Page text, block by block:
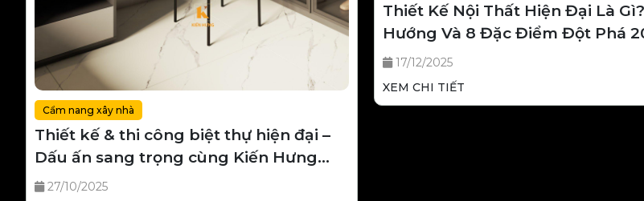
Cẩm nang xây nhà
Thiết kế & thi công biệt thự hiện đại –
Dấu ấn sang trọng cùng Kiến Hưng
Group
27/10/2025
Thiết Kế Nội Thất Hiện Đại Là
Hướng Và 8 Đặc Điểm Đột Phá
17/12/2025
XEM CHI TIẾT